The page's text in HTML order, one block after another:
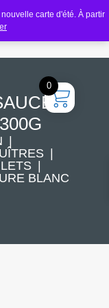
carte d'été. À partir
BLANC
0